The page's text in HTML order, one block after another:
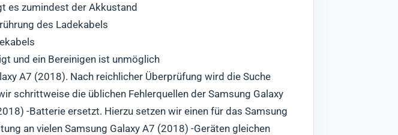
es zumindest der Akkustand
des Ladekabels
und ein Bereinigen ist unmöglich
A7 (2018). Nach reichlicher Überprüfung wird die Suche
schrittweise die üblichen Fehlerquellen der Samsung Galaxy
-Batterie ersetzt. Hierzu setzen wir einen für das Samsung
an vielen Samsung Galaxy A7 (2018) -Geräten gleichen